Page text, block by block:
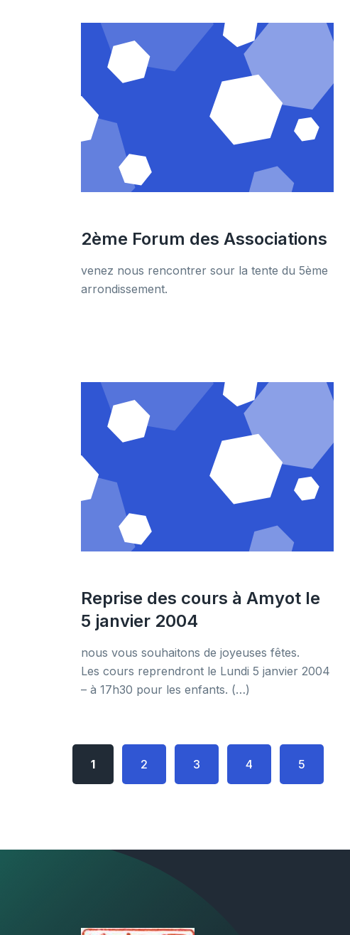
2ème Forum des Associations
venez nous rencontrer sour la tente du 5ème
arrondissement.
Reprise des cours à Amyot le
5 janvier 2004
nous vous souhaitons de joyeuses fêtes.
Les cours reprendront le Lundi 5 janvier 2004
– à 17h30 pour les enfants. (…)
1 2 3 4 5